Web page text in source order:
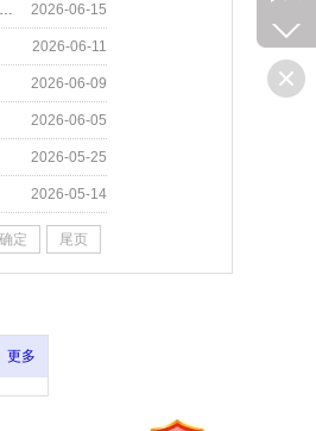
重庆西部人力资源管理有限公司 派往重庆市交通运输综合行政执法总队 高速公路第二支队行政执法辅助人员招聘资格审查、笔试及面试的通知 2026-06-15
2026-06-11
2026-06-09
2026-06-05
2026-05-25
2026-05-14
确定 尾页
更多